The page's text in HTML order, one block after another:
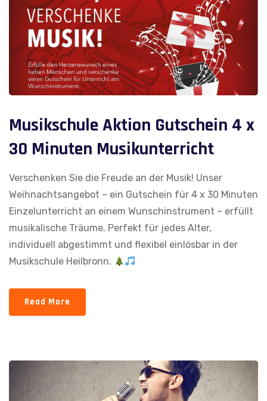
Musikschule Aktion Gutschein 4 x
30 Minuten Musikunterricht
Verschenken Sie die Freude an der Musik! Unser
Weihnachtsangebot – ein Gutschein für 4 x 30 Minuten
Einzelunterricht an einem Wunschinstrument – erfüllt
musikalische Träume. Perfekt für jedes Alter,
individuell abgestimmt und flexibel einlösbar in der
Musikschule Heilbronn.
Read More